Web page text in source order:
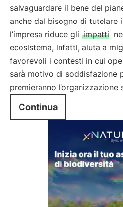
salvaguardare il bene del
anche dal bisogno di tutelare
l’impresa riduce gli impatti
ecosistema, infatti, aiuta a
favorevoli i contesti in cui
sarà motivo di soddisfazione
premieranno l’organizzazione
Continua